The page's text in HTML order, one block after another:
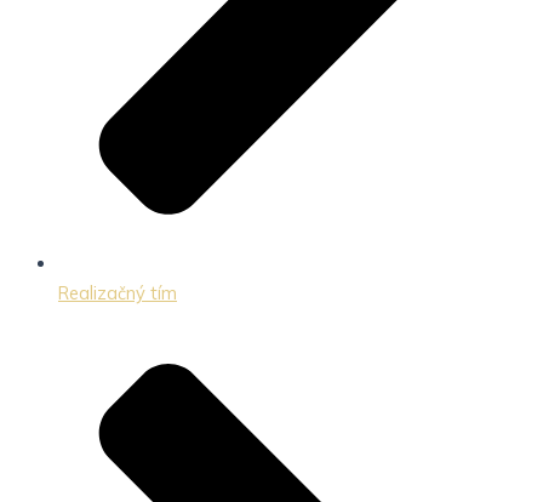
Realizačný tím